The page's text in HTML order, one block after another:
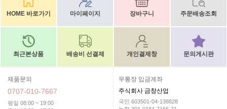
HOME 바로가기 마이페이지 장바구니 주문배송조회
최근본상품 배송비 선결제 개인결제창 문의게시판
제품문의
0707-010-7667
평일 08:00 ~ 19:00
무통장 입금계좌
주식회사 금창산업
국민 603501-04-138828